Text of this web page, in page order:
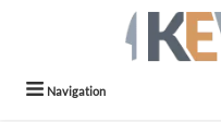
Navigation